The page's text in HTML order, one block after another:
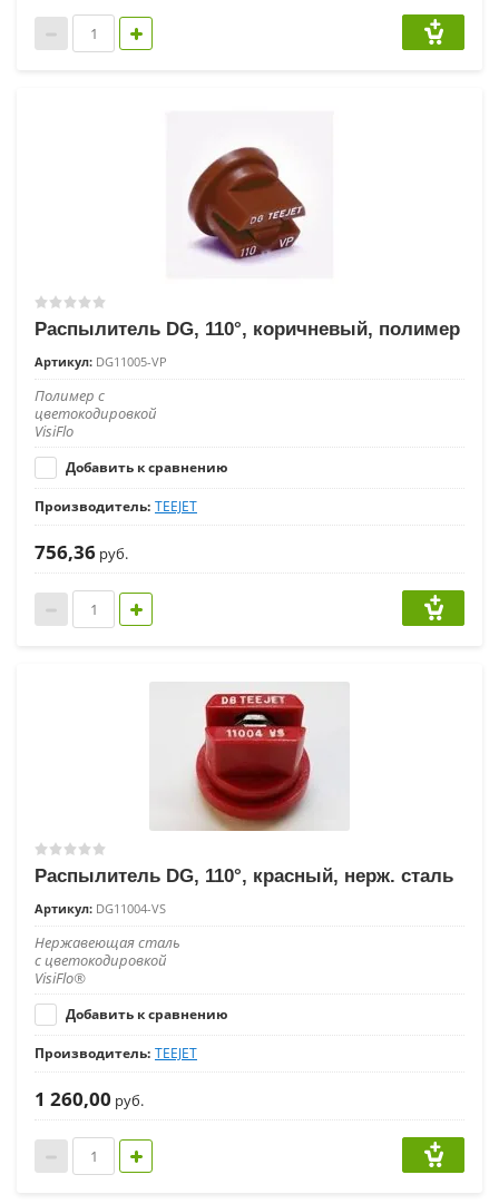
Распылитель DG, 110°, коричневый, полимер
Артикул: DG11005-VP
Полимер с
цветокодировкой
VisiFlo
Добавить к сравнению
Производитель: TEEJET
756,36 руб.
Распылитель DG, 110°, красный, нерж. сталь
Артикул: DG11004-VS
Нержавеющая сталь
с цветокодировкой
VisiFlo®
Добавить к сравнению
Производитель: TEEJET
1 260,00 руб.